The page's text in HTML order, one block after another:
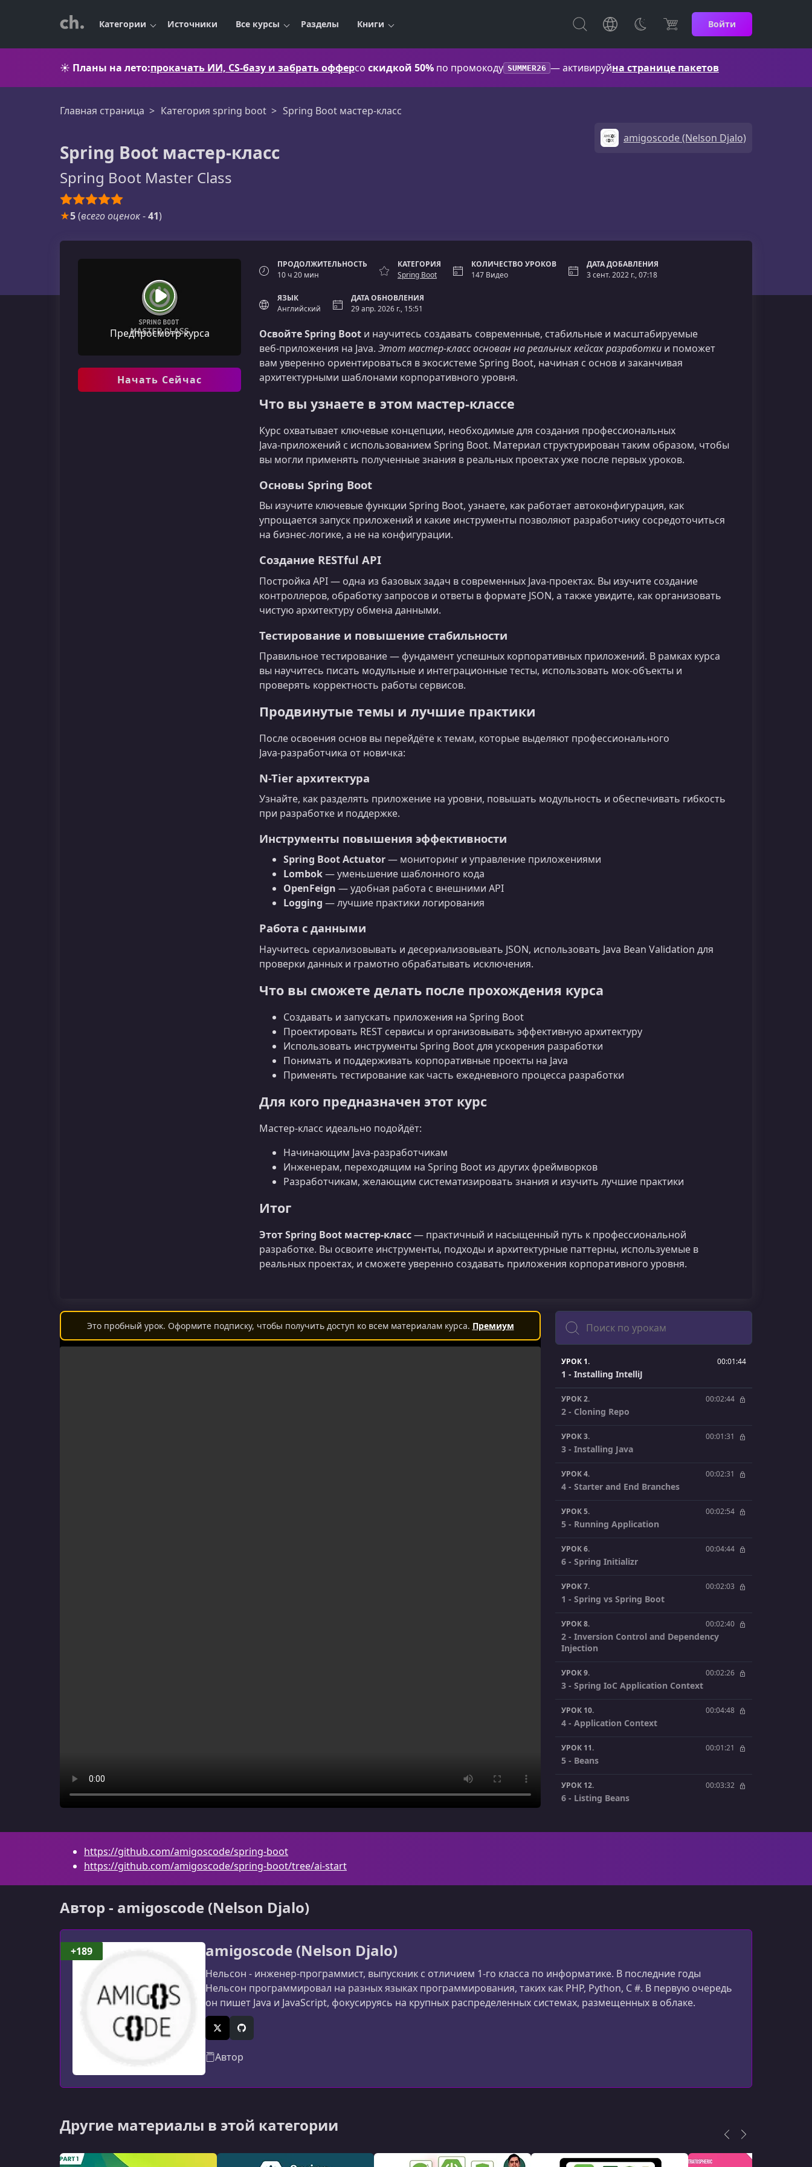
Категории Источники Все курсы Разделы Книги Войти
☀️ Планы на лето:прокачать ИИ, CS-базу и забрать офферсо скидкой 50% по промокоду SUMMER26 — активируйна странице пакетов
Главная страница Категория spring boot Spring Boot мастер-класс
Spring Boot мастер-класс
Spring Boot Master Class
amigoscode (Nelson Djalo)
★5(всего оценок-41)
Предпросмотр курса
Начать Сейчас
ПРОДОЛЖИТЕЛЬНОСТЬ
10 ч 20 мин
КАТЕГОРИЯ
Spring Boot
КОЛИЧЕСТВО УРОКОВ
147 Видео
ДАТА ДОБАВЛЕНИЯ
3 сент. 2022 г., 07:18
ЯЗЫК
Английский
ДАТА ОБНОВЛЕНИЯ
29 апр. 2026 г., 15:51
Освойте Spring Boot и научитесь создавать современные, стабильные и масштабируемые
веб‑приложения на Java. Этот мастер‑класс основан на реальных кейсах разработки и поможет
вам уверенно ориентироваться в экосистеме Spring Boot, начиная с основ и заканчивая
архитектурными шаблонами корпоративного уровня.
Что вы узнаете в этом мастер‑классе
Курс охватывает ключевые концепции, необходимые для создания профессиональных
Java‑приложений с использованием Spring Boot. Материал структурирован таким образом, чтобы
вы могли применять полученные знания в реальных проектах уже после первых уроков.
Основы Spring Boot
Вы изучите ключевые функции Spring Boot, узнаете, как работает автоконфигурация, как
упрощается запуск приложений и какие инструменты позволяют разработчику сосредоточиться
на бизнес‑логике, а не на конфигурации.
Создание RESTful API
Постройка API — одна из базовых задач в современных Java‑проектах. Вы изучите создание
контроллеров, обработку запросов и ответы в формате JSON, а также увидите, как организовать
чистую архитектуру обмена данными.
Тестирование и повышение стабильности
Правильное тестирование — фундамент успешных корпоративных приложений. В рамках курса
вы научитесь писать модульные и интеграционные тесты, использовать мок‑объекты и
проверять корректность работы сервисов.
Продвинутые темы и лучшие практики
После освоения основ вы перейдёте к темам, которые выделяют профессионального
Java‑разработчика от новичка:
N-Tier архитектура
Узнайте, как разделять приложение на уровни, повышать модульность и обеспечивать гибкость
при разработке и поддержке.
Инструменты повышения эффективности
Spring Boot Actuator— мониторинг и управление приложениями
Lombok— уменьшение шаблонного кода
OpenFeign — удобная работа с внешними API
Logging — лучшие практики логирования
Работа с данными
Научитесь сериализовывать и десериализовывать JSON, использовать Java Bean Validation для
проверки данных и грамотно обрабатывать исключения.
Что вы сможете делать после прохождения курса
Создавать и запускать приложения на Spring Boot
Проектировать REST сервисы и организовывать эффективную архитектуру
Использовать инструменты Spring Boot для ускорения разработки
Понимать и поддерживать корпоративные проекты на Java
Применять тестирование как часть ежедневного процесса разработки
Для кого предназначен этот курс
Мастер‑класс идеально подойдёт:
Начинающим Java‑разработчикам
Инженерам, переходящим на Spring Boot из других фреймворков
Разработчикам, желающим систематизировать знания и изучить лучшие практики
Итог
Этот Spring Boot мастер‑класс— практичный и насыщенный путь к профессиональной
разработке. Вы освоите инструменты, подходы и архитектурные паттерны, используемые в
реальных проектах, и сможете уверенно создавать приложения корпоративного уровня.
Это пробный урок. Оформите подписку, чтобы получить доступ ко всем материалам курса. Премиум
Поиск
УРОК 1. 00:01:44
1 - Installing IntelliJ
УРОК 2. 00:02:44
2 - Cloning Repo
УРОК 3. 00:01:31
3 - Installing Java
УРОК 4. 00:02:31
4 - Starter and End Branches
УРОК 5. 00:02:54
5 - Running Application
УРОК 6. 00:04:44
6 - Spring Initializr
УРОК 7. 00:02:03
1 - Spring vs Spring Boot
УРОК 8. 00:02:40
2 - Inversion Control and Dependency
Injection
УРОК 9. 00:02:26
3 - Spring IoC Application Context
УРОК 10. 00:04:48
4 - Application Context
УРОК 11. 00:01:21
5 - Beans
УРОК 12. 00:03:32
6 - Listing Beans
7 - Creating Beans with @Bean
УРОК 17.
11 - Bean Lifecycle Hooks
УРОК 18.
УРОК 20. 00:03:37
УРОК 22. 00:05:52
https://github.com/amigoscode/spring-boot
https://github.com/amigoscode/spring-boot/tree/ai-start
Автор - amigoscode (Nelson Djalo)
amigoscode (Nelson Djalo)
Нельсон - инженер-программист, выпускник с отличием 1-го класса по информатике. В последние годы
Нельсон программировал на разных языках программирования, таких как PHP, Python, C #. В первую очередь
он пишет Java и JavaScript, фокусируясь на крупных распределенных системах, размещенных в облаке.
X (Twitter)GitHub
Автор
+189
Другие материалы в этой категории